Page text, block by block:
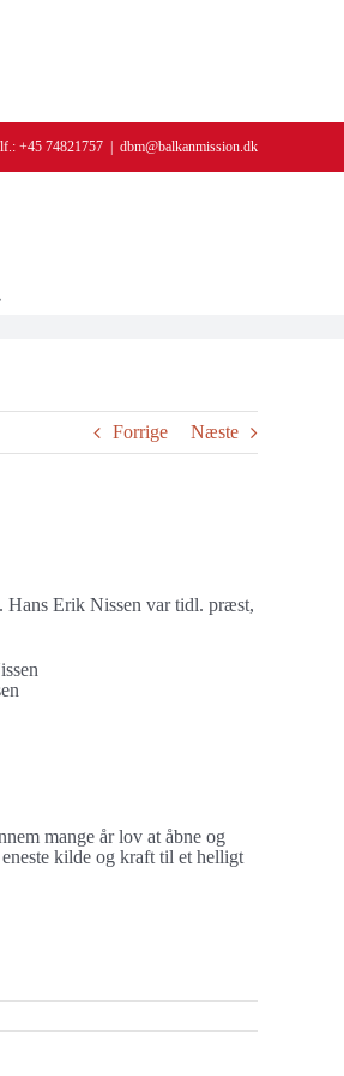
+45 74821757 dbm@balkanmission.dk
Forrige Næste
Hans Erik Nissen var tidl. præst,
mange år lov at åbne og
kilde og kraft til et helligt